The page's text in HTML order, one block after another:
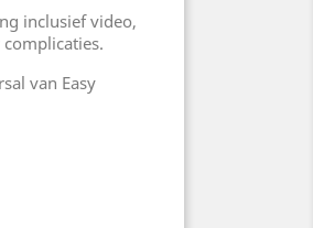
inclusief video,
van Easy